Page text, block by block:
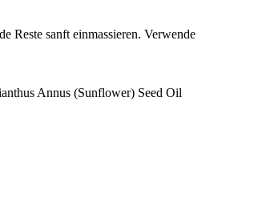
Reste sanft einmassieren. Verwende
Annus (Sunflower) Seed Oil